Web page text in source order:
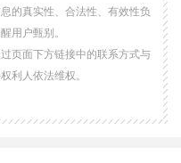
的真实性、合法性、有效性负
用户甄别。
页面下方链接中的联系方式与
利人依法维权。